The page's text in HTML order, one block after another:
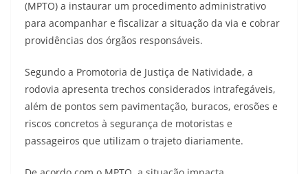
(MPTO) a instaurar um procedimento administrativo
para acompanhar e fiscalizar a situação da via e cobrar
providências dos órgãos responsáveis.
Segundo a Promotoria de Justiça de Natividade, a
rodovia apresenta trechos considerados intrafegáveis,
além de pontos sem pavimentação, buracos, erosões e
riscos concretos à segurança de motoristas e
passageiros que utilizam o trajeto diariamente.